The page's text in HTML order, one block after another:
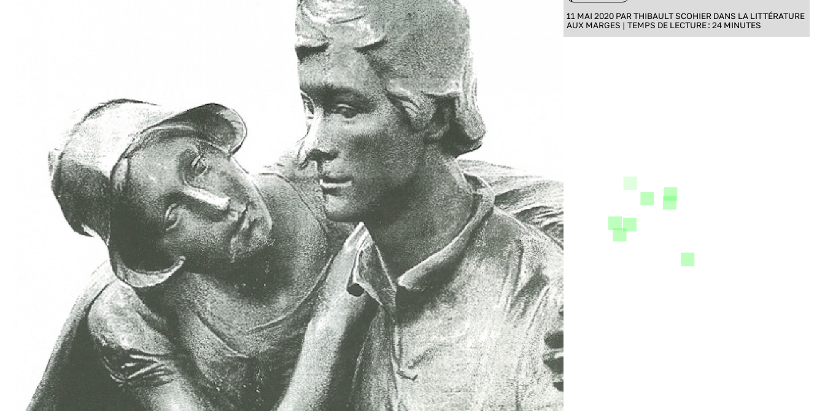
11 MAI 2020 PARTHIBAULT SCOHIERDANS LA LITTÉRATURE
AUX MARGES | TEMPS DE LECTURE : 24MINUTES